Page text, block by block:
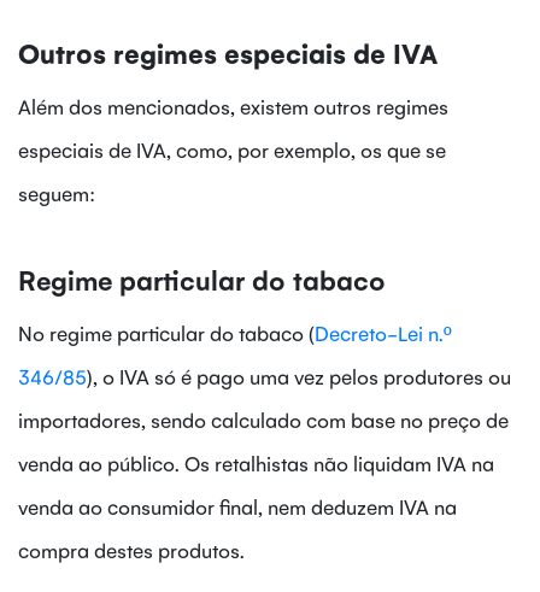
Outros regimes especiais de IVA
Além dos mencionados, existem outros regimes
especiais de IVA, como, por exemplo, os que se
seguem:
Regime particular do tabaco
No regime particular do tabaco (Decreto-Lei n.º
346/85), o IVA só é pago uma vez pelos produtores ou
importadores, sendo calculado com base no preço de
venda ao público. Os retalhistas não liquidam IVA na
venda ao consumidor final, nem deduzem IVA na
compra destes produtos.